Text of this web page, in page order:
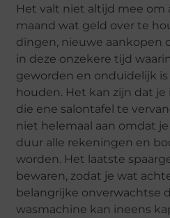
Het valt niet altijd mee om
maand wat geld over te
dingen, nieuwe aankopen
in deze onzekere tijd
geworden en onduidelijk
houden. Het kan zijn dat
die ene salontafel te
niet helemaal aan omdat
duur alle rekeningen en
worden. Het laatste
bewaren, zodat je wat
belangrijke onverwachtse
wasmachine kan ineens